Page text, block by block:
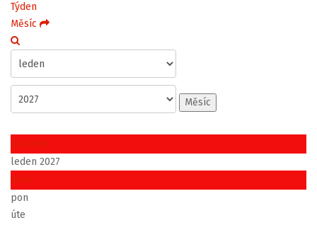
Týden
Měsíc
Měsíc
prosinec
leden 2027
únor
pon
úte